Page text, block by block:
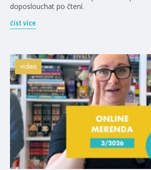
doposlouchat po čtení.
číst více
videa